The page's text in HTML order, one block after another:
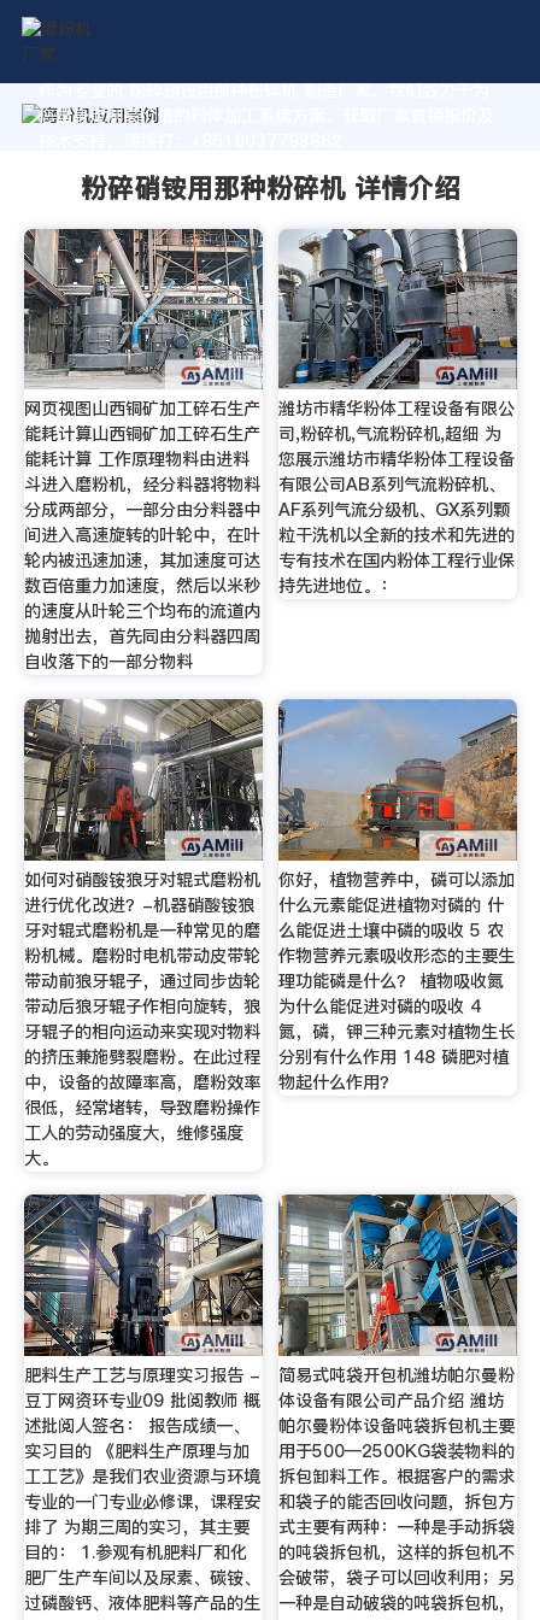
作为专业的 粉碎硝铵用那种粉碎机 制造厂家，我们致力于为
您量身定制高价值的粉体加工系统方案。获取厂家直销报价及
粉碎硝铵用那种粉碎机 详情介绍
网页视图山西铜矿加工碎石生产
能耗计算山西铜矿加工碎石生产
能耗计算 工作原理物料由进料
斗进入磨粉机，经分料器将物料
分成两部分，一部分由分料器中
间进入高速旋转的叶轮中，在叶
轮内被迅速加速，其加速度可达
数百倍重力加速度，然后以米秒
的速度从叶轮三个均布的流道内
抛射出去，首先同由分料器四周
自收落下的一部分物料
潍坊市精华粉体工程设备有限公
司,粉碎机,气流粉碎机,超细 为
您展示潍坊市精华粉体工程设备
有限公司AB系列气流粉碎机、
AF系列气流分级机、GX系列颗
粒干洗机以全新的技术和先进的
专有技术在国内粉体工程行业保
持先进地位。：
如何对硝酸铵狼牙对辊式磨粉机
进行优化改进？-机器硝酸铵狼
牙对辊式磨粉机是一种常见的磨
粉机械。磨粉时电机带动皮带轮
带动前狼牙辊子，通过同步齿轮
带动后狼牙辊子作相向旋转，狼
牙辊子的相向运动来实现对物料
的挤压兼施劈裂磨粉。在此过程
中，设备的故障率高，磨粉效率
很低，经常堵转，导致磨粉操作
工人的劳动强度大，维修强度
大。
你好，植物营养中，磷可以添加
什么元素能促进植物对磷的 什
么能促进土壤中磷的吸收 5 农
作物营养元素吸收形态的主要生
理功能磷是什么？ 植物吸收氮
为什么能促进对磷的吸收 4
氮，磷，钾三种元素对植物生长
分别有什么作用 148 磷肥对植
物起什么作用？
肥料生产工艺与原理实习报告 -
豆丁网资环专业09 批阅教师 概
述批阅人签名： 报告成绩一、
实习目的 《肥料生产原理与加
工工艺》是我们农业资源与环境
专业的一门专业必修课，课程安
排了 为期三周的实习，其主要
目的： 1.参观有机肥料厂和化
肥厂生产车间以及尿素、碳铵、
过磷酸钙、液体肥料等产品的生
简易式吨袋开包机潍坊帕尔曼粉
体设备有限公司产品介绍 潍坊
帕尔曼粉体设备吨袋拆包机主要
用于500—2500KG袋装物料的
拆包卸料工作。根据客户的需求
和袋子的能否回收问题，拆包方
式主要有两种：一种是手动拆袋
的吨袋拆包机，这样的拆包机不
会破带，袋子可以回收利用；另
一种是自动破袋的吨袋拆包机，